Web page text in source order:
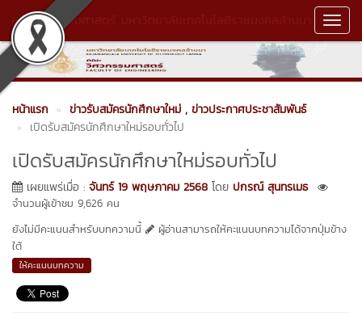
คณะวิศวกรรมศาสตร์ มหาวิทยาลัยเทคโนโลยีราชมงคลล้านนา
หน้าแรก ข่าวรับสมัครนักศึกษาใหม่ , ข่าวประกาศประชาสัมพันธ์
เปิดรับสมัครนักศึกษาใหม่รอบทั่วไป
เปิดรับสมัครนักศึกษาใหม่รอบทั่วไป
เผยแพร่เมื่อ : จันทร์ 19 พฤษภาคม 2568 โดย ปกรณ์ สุนทรเมธ
จำนวนผู้เข้าชม 9,626 คน
ยังไม่มีคะแนนสำหรับบทความนี้
ผู้อ่านสามารถให้คะแนนบทความได้จากปุ่มข้าง
ใต้
ให้คะแนนบทความ